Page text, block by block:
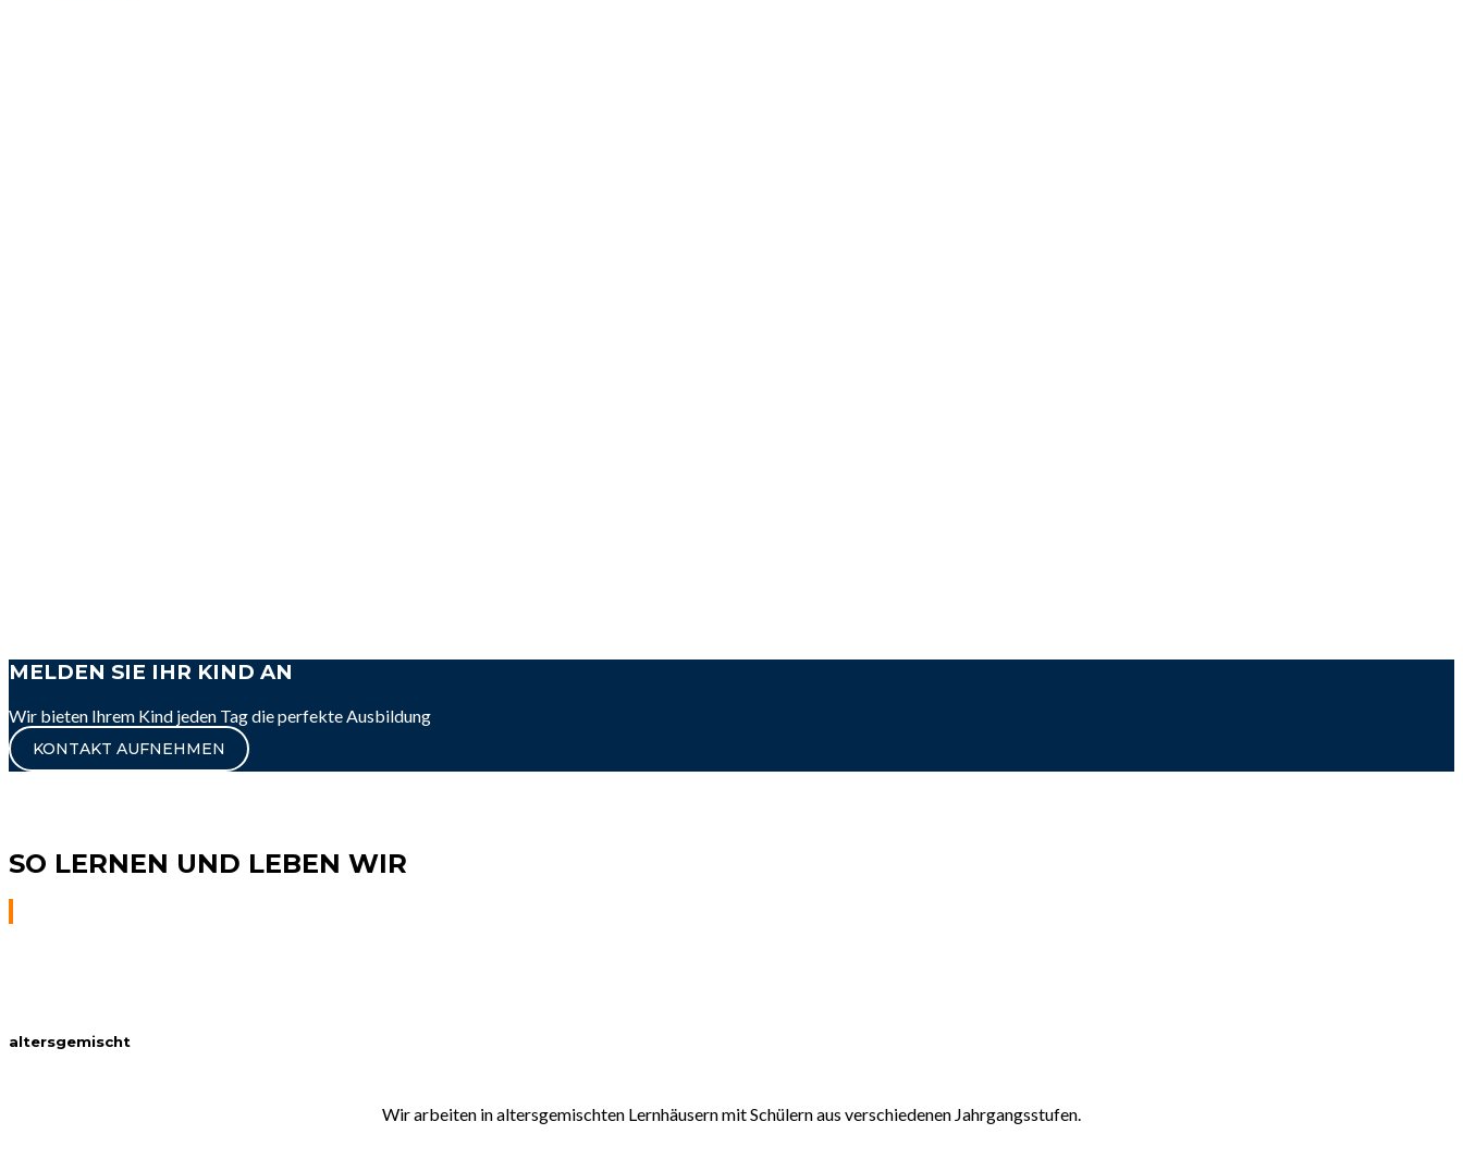
MELDEN SIE IHR KIND AN
Wir bieten Ihrem Kind jeden Tag die perfekte Ausbildung
KONTAKT AUFNEHMEN
SO LERNEN UND LEBEN WIR
altersgemischt
Wir arbeiten in altersgemischten Lernhäusern mit Schülern aus verschiedenen Jahrgangsstufen.